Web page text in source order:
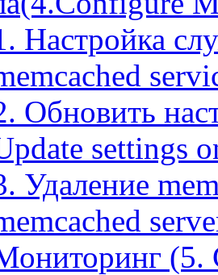
Настройка
Обновить
settings
Удаление
(5.